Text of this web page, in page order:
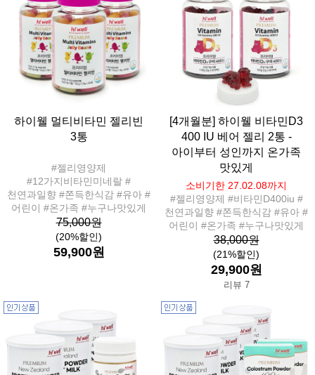
하이웰 멀티비타민 젤리빈
3통
#젤리영양제
#12가지비타민미네랄 #
천연과일향 #쫀득한식감 #유아 #
어린이 #온가족 #누구나맛있게
75,000원
(20%할인)
59,900원
[4개월분] 하이웰 비타민D3
400 IU 베어 젤리 2통 -
아이부터 성인까지 온가족
맛있게
소비기한 27.02.08까지
#젤리영양제 #비타민D400iu #
천연과일향 #쫀득한식감 #유아 #
어린이 #온가족 #누구나맛있게
38,000원
(21%할인)
29,900원
리뷰 7